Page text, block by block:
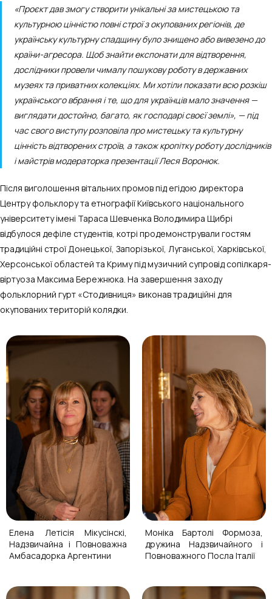
«Проєкт дав змогу створити унікальні за мистецькою та
культурною цінністю повні строї з окупованих регіонів, де
українську культурну спадщину було знищено або вивезено до
країни-агресора. Щоб знайти експонати для відтворення,
дослідники провели чималу пошукову роботу в державних
музеях та приватних колекціях. Ми хотіли показати всю розкіш
українського вбрання і те, що для українців мало значення —
виглядати достойно, багато, як господарі своєї землі», — під
час свого виступу розповіла про мистецьку та культурну
цінність відтворених строїв, а також кропітку роботу дослідників
і майстрів модераторка презентації Леся Воронюк.
Після виголошення вітальних промов під егідою директора
Центру фольклору та етнографії Київського національного
університету імені Тараса Шевченка Володимира Щибрі
відбулося дефіле студентів, котрі продемонстрували гостям
традиційні строї Донецької, Запорізької, Луганської, Харківської,
Херсонської областей та Криму під музичний супровід сопілкаря-
віртуоза Максима Бережнюка. На завершення заходу
фольклорний гурт «Стодивниця» виконав традиційні для
окупованих територій колядки.
Елена Летісія Мікусінскі,
Надзвичайна і Повноважна
Амбасадорка Аргентини
Моніка Бартолі Формоза,
дружина Надзвичайного і
Повноважного Посла Італії